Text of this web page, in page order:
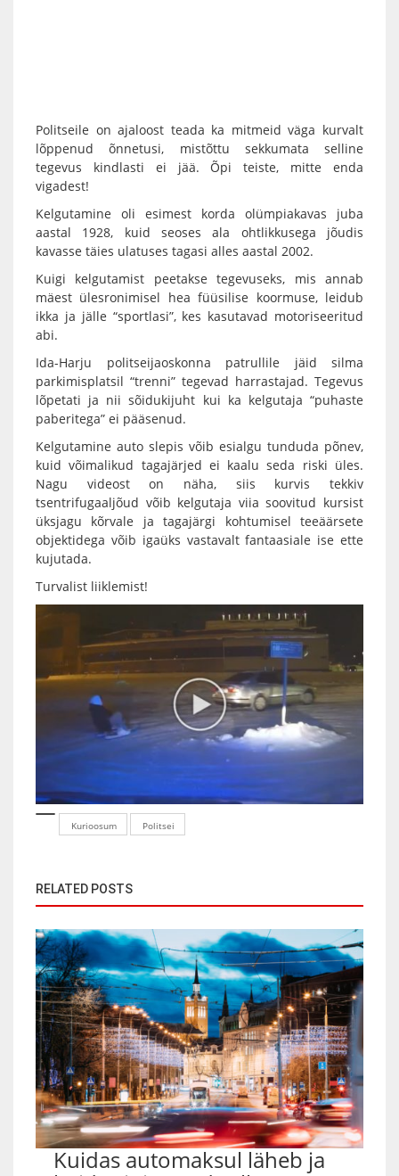
Politseile on ajaloost teada ka mitmeid väga kurvalt
lõppenud õnnetusi, mistõttu sekkumata selline
tegevus kindlasti ei jää. Õpi teiste, mitte enda
vigadest!
Kelgutamine oli esimest korda olümpiakavas juba
aastal 1928, kuid seoses ala ohtlikkusega jõudis
kavasse täies ulatuses tagasi alles aastal 2002.
Kuigi kelgutamist peetakse tegevuseks, mis annab
mäest ülesronimisel hea füüsilise koormuse, leidub
ikka ja jälle “sportlasi”, kes kasutavad motoriseeritud
abi.
Ida-Harju politseijaoskonna patrullile jäid silma
parkimisplatsil “trenni” tegevad harrastajad. Tegevus
lõpetati ja nii sõidukijuht kui ka kelgutaja “puhaste
paberitega” ei pääsenud.
Kelgutamine auto slepis võib esialgu tunduda põnev,
kuid võimalikud tagajärjed ei kaalu seda riski üles.
Nagu videost on näha, siis kurvis tekkiv
tsentrifugaaljõud võib kelgutaja viia soovitud kursist
üksjagu kõrvale ja tagajärgi kohtumisel teeäärsete
objektidega võib igaüks vastavalt fantaasiale ise ette
kujutada.
Turvalist liiklemist!
Kurioosum Politsei
RELATED POSTS
Kuidas automaksul läheb ja